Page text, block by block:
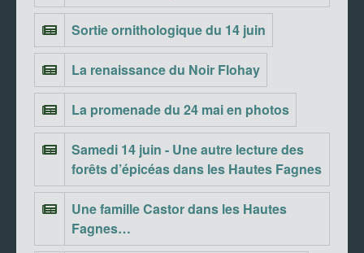
Sortie ornithologique du 14 juin
La renaissance du Noir Flohay
La promenade du 24 mai en photos
Samedi 14 juin - Une autre lecture des
forêts d’épicéas dans les Hautes Fagnes
Une famille Castor dans les Hautes
Fagnes…